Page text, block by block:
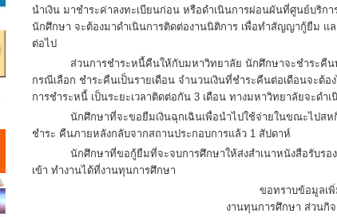
นำเงิน มาชำระค่าลงทะเบียนก่อน หรือดำเนินการผ่อนผันที่ศูนย์บริก
นักศึกษา จะต้องมาดำเนินการติดต่องานนิติการ เพื่อทำสัญญากู้ยืม แ
ต่อไป
ส่วนการชำระหนี้คืนให้กับมหาวิทยาลัย นักศึกษาจะชำระคืนทั้ง
กรณีเลือก ชำระคืนเป็นรายเดือน จำนวนเงินที่ชำระคืนต่อเดือนจะต้
การชำระหนี้ เป็นระยะเวลาติดต่อกัน 3 เดือน ทางมหาวิทยาลัยจะดำ
นักศึกษาที่จะขอยืมเงินฉุกเฉินเพื่อนำไปใช้จ่ายในขณะไปสหกิจ
ชำระ คืนภายหลังกลับจากสถานประกอบการแล้ว 1 สัปดาห์
นักศึกษาที่ขอกู้ยืมที่จะจบการศึกษาให้ส่งสำเนาหนังสือรับรองก
เข้า ทำงานได้ที่งานทุนการศึกษา
ขอทราบข้อมูลเพิ่
งานทุนการศึกษา ส่วนกิ